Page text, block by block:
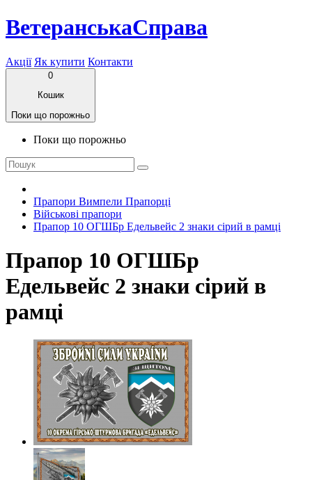
ВетеранськаСправа
Акції Як купити Контакти
0
Кошик
Поки що порожньо
Поки що порожньо
Прапори Вимпели Прапорці
Військові прапори
Прапор 10 ОГШБр Едельвейс 2 знаки сірий в рамці
Прапор 10 ОГШБр
Едельвейс 2 знаки сірий в
рамці